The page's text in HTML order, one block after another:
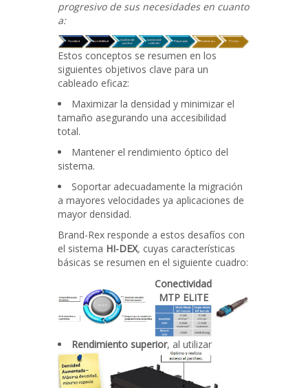
progresivo de sus necesidades en cuanto
a:
Estos conceptos se resumen en los
siguientes objetivos clave para un
cableado eficaz:
Maximizar la densidad y minimizar el
tamaño asegurando una accesibilidad
total.
Mantener el rendimiento óptico del
sistema.
Soportar adecuadamente la migración
a mayores velocidades ya aplicaciones de
mayor densidad.
Brand-Rex responde a estos desafíos con
el sistema HI-DEX, cuyas características
básicas se resumen en el siguiente cuadro:
Conectividad
MTP ELITE
Rendimiento superior, al utilizar